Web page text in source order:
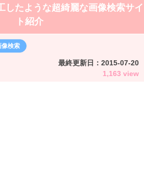
たような超綺麗な画像検索サイ
ト紹介
像検索
最終更新日： 2015-07-20
1,163 view